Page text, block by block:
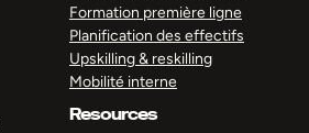
Formation première ligne
Planification des effectifs
Upskilling & reskilling
Mobilité interne
Resources